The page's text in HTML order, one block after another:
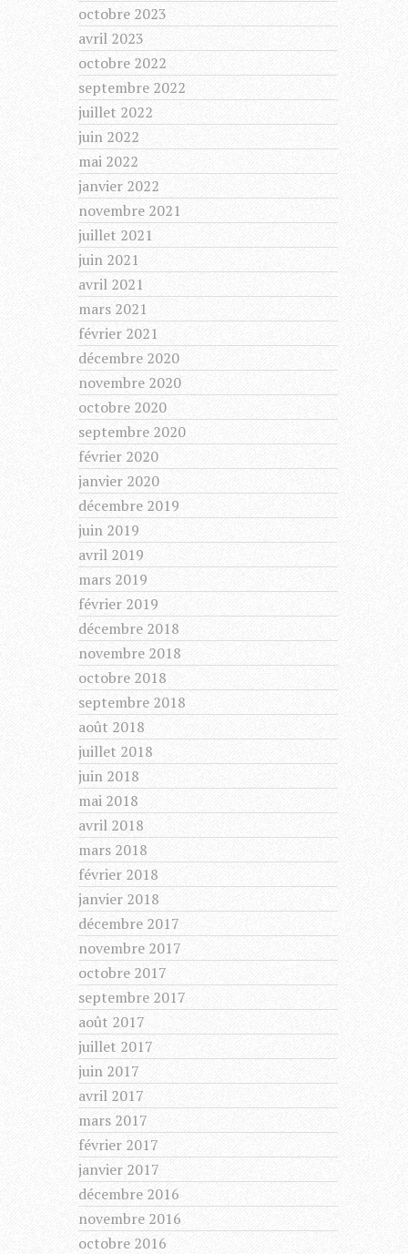
octobre 2023
avril 2023
octobre 2022
septembre 2022
juillet 2022
juin 2022
mai 2022
janvier 2022
novembre 2021
juillet 2021
juin 2021
avril 2021
mars 2021
février 2021
décembre 2020
novembre 2020
octobre 2020
septembre 2020
février 2020
janvier 2020
décembre 2019
juin 2019
avril 2019
mars 2019
février 2019
décembre 2018
novembre 2018
octobre 2018
septembre 2018
août 2018
juillet 2018
juin 2018
mai 2018
avril 2018
mars 2018
février 2018
janvier 2018
décembre 2017
novembre 2017
octobre 2017
septembre 2017
août 2017
juillet 2017
juin 2017
avril 2017
mars 2017
février 2017
janvier 2017
décembre 2016
novembre 2016
octobre 2016